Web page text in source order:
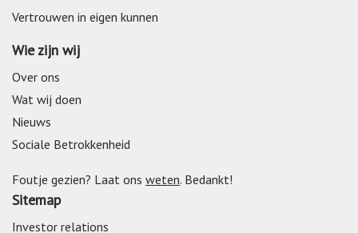
Vertrouwen in eigen kunnen
Wie zijn wij
Over ons
Wat wij doen
Nieuws
Sociale Betrokkenheid
Foutje gezien? Laat ons weten. Bedankt!
Sitemap
Investor relations